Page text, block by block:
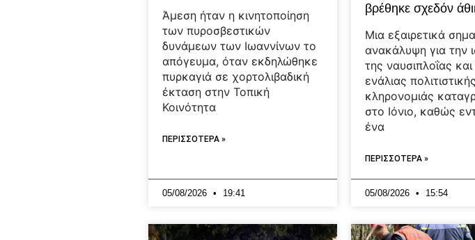
Άμεση ήταν η κινητοποίηση
των πυροσβεστικών
δυνάμεων των Ιωαννίνων το
απόγευμα, όταν εκδηλώθηκε
πυρκαγιά σε χορτολιβαδική
έκταση στην Τοπική
Κοινότητα
ΠΕΡΙΣΣΟΤΕΡΑ »
05/08/2026 19:41
βρέθηκε σχεδόν
Μια εξαιρετικά
ανακάλυψη για την
της ναυσιπλοΐας και
ενάλιας πολιτιστικής
κληρονομιάς
στο Ιόνιο, καθώς
ένα
ΠΕΡΙΣΣΟΤΕΡΑ »
05/08/2026 15:54